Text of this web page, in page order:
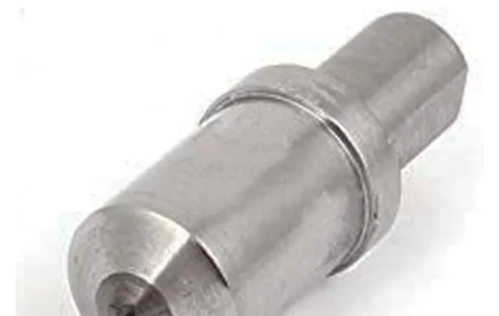
Laboratório de calibração de instrumentos
Laboratorio de calibração de instrumentos de medição
Lupa brinell
Lupa dureza brinell